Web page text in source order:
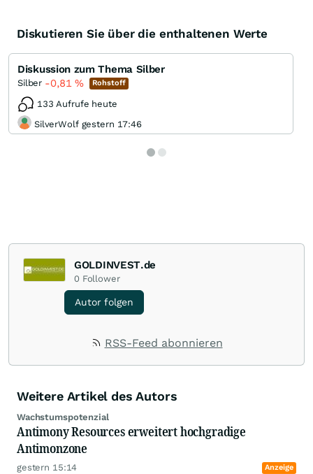
Diskutieren Sie über die enthaltenen Werte
Diskussion zum Thema Silber
Silber -0,81% Rohstoff
133 Aufrufe heute
SilverWolf gestern 17:46
GOLDINVEST.de
0 Follower
Autor folgen
RSS-Feed abonnieren
Weitere Artikel des Autors
Wachstumspotenzial
Antimony Resources erweitert hochgradige
Antimonzone
gestern 15:14 Anzeige